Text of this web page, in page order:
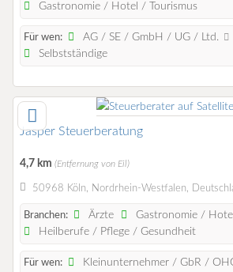
Gastronomie / Hotel / Tourismus
Für wen: AG / SE / GmbH / UG / Ltd.
Selbstständige
Jasper Steuerberatung
4,7 km (Entfernung von Eil)
50968 Köln, Nordrhein-Westfalen,
Branchen: Ärzte
Gastronomie /
Heilberufe / Pflege / Gesundheit
Für wen:
Kleinunternehmer / GbR /